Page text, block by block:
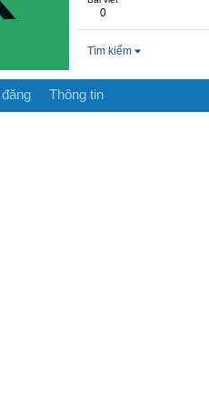
0
Tìm kiếm
Thông tin